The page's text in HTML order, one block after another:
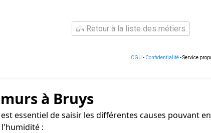
Retour à la liste des métiers
CGU - Confidentialité- Service
à Bruys
essentiel de saisir les différentes causes pouvant
: